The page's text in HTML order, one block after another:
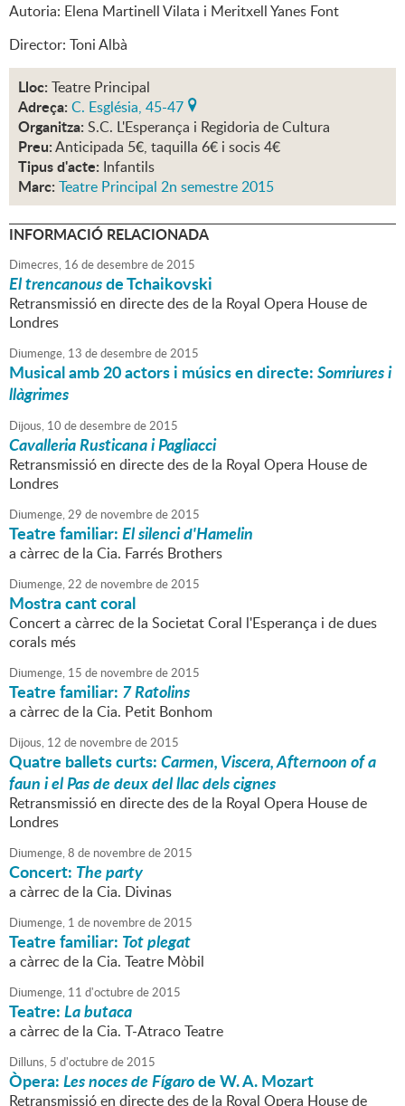
Autoria: Elena Martinell Vilata i Meritxell Yanes Font
Director: Toni Albà
Lloc: Teatre Principal
Adreça: C. Església, 45-47
Organitza: S.C. L'Esperança i Regidoria de Cultura
Preu:Anticipada 5€, taquilla 6€ i socis 4€
Tipus d'acte: Infantils
Marc: Teatre Principal 2n semestre 2015
INFORMACIÓ RELACIONADA
Dimecres, 16 dedesembrede2015
El trencanousde Tchaikovski
Retransmissió en directe des de la Royal Opera House de
Londres
Diumenge, 13 dedesembrede2015
Musical amb 20 actors i músics en directe:Somriures i
llàgrimes
Dijous, 10 dedesembrede2015
Cavalleria Rusticana i Pagliacci
Retransmissió en directe des de la Royal Opera House de
Londres
Diumenge,29 de novembrede2015
Teatre familiar:El silenci d'Hamelin
a càrrec de la Cia. Farrés Brothers
Diumenge,22 de novembrede2015
Mostra cant coral
Concert a càrrec de la Societat Coral l'Esperança i de dues
corals més
Diumenge, 15 de novembrede2015
Teatre familiar: 7 Ratolins
a càrrec de la Cia. Petit Bonhom
Dijous, 12 de novembrede2015
Quatre ballets curts:Carmen, Viscera, Afternoon of a
faun i el Pas de deux del llac dels cignes
Retransmissió en directe des de la Royal Opera House de
Londres
Diumenge,8 de novembrede2015
Concert: The party
a càrrec de la Cia. Divinas
Diumenge, 1 de novembrede2015
Teatre familiar: Tot plegat
a càrrec de la Cia. Teatre Mòbil
Diumenge, 11 d'octubrede2015
Teatre:La butaca
a càrrec de la Cia. T-Atraco Teatre
Dilluns, 5 d'octubrede2015
Òpera:Les noces de Fígarode W. A. Mozart
Retransmissió en directe des de la Royal Opera House de